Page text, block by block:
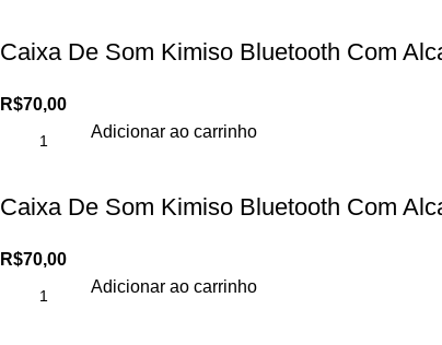
Caixa De Som Kimiso Bluetooth Com
R$70,00
Adicionar ao carrinho
Caixa De Som Kimiso Bluetooth Com
R$70,00
Adicionar ao carrinho